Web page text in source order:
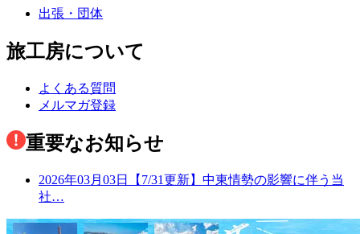
出張・団体
旅工房について
よくある質問
メルマガ登録
重要なお知らせ
2026年03月03日
【7/31更新】中東情勢の影響に伴う当
社…